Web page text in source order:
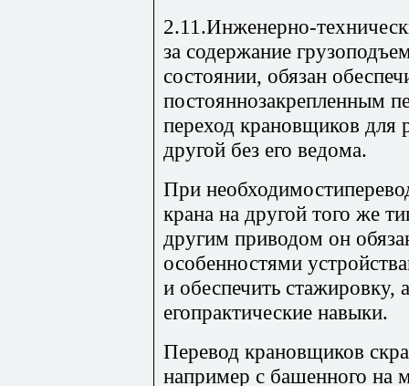
2.11.Инженерно-
за содержание
состоянии, обязан
постояннозакрепленным
переход крановщиков для
другой без его ведома.
При
крана на другой того же
другим приводом он
особенностями
и обеспечить стажировку,
егопрактические навыки.
Перевод крановщиков
например с башенного на